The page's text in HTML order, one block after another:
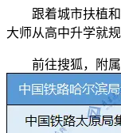
跟着城市扶植和
大师从高中升学就
前往搜狐，附属